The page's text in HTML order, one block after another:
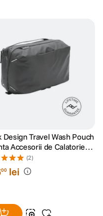
Design Travel Wash Pouch
Accesorii de Calatorie
(2)
00 lei